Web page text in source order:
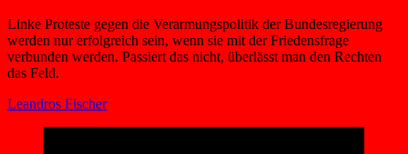
Linke Proteste gegen die Verarmungspolitik der Bundesregierung
werden nur erfolgreich sein, wenn sie mit der Friedensfrage
verbunden werden. Passiert das nicht, überlässt man den Rechten
das Feld.
Leandros Fischer